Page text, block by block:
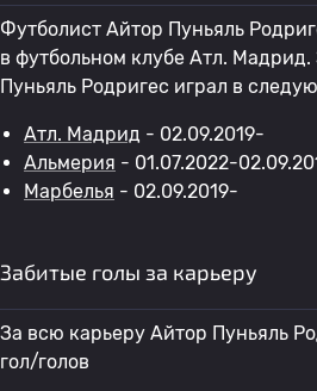
Футболист Айтор Пуньяль
в футбольном клубе Атл.
Пуньяль Родригес играл в
Атл. Мадрид - 02.09.2019-
Альмерия - 01.07.2022-
Марбелья - 02.09.2019-
Забитые голы за карьеру
За всю карьеру Айтор Пуньяль
гол/голов